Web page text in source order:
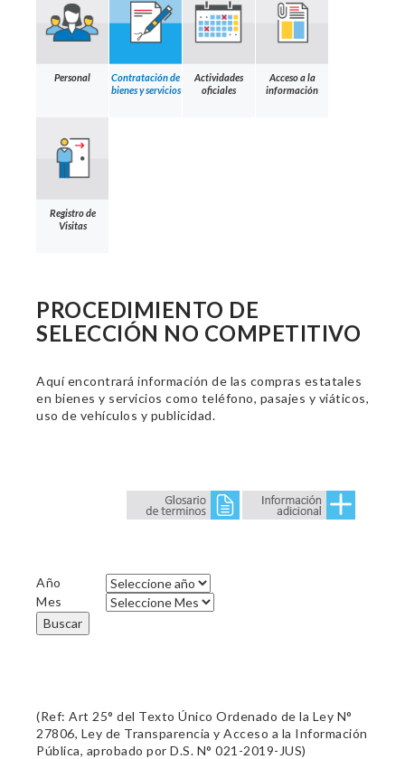
Personal
Contratación de
bienes y servicios
Actividades
oficiales
Acceso a la
información
Registro de
Visitas
PROCEDIMIENTO DE
SELECCIÓN NO COMPETITIVO
Aquí encontrará información de las compras estatales
en bienes y servicios como teléfono, pasajes y viáticos,
uso de vehículos y publicidad.
Año
Mes
Buscar
(Ref: Art 25° del Texto Único Ordenado de la Ley N°
27806, Ley de Transparencia y Acceso a la Información
Pública, aprobado por D.S. N° 021-2019-JUS)